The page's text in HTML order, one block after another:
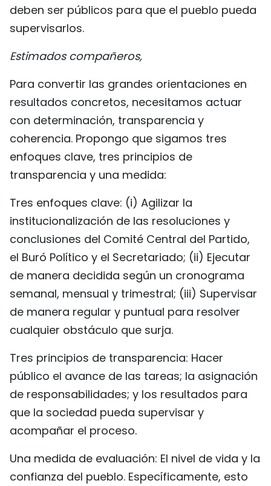
deben ser públicos para que el pueblo pueda
supervisarlos.
Estimados compañeros,
Para convertir las grandes orientaciones en
resultados concretos, necesitamos actuar
con determinación, transparencia y
coherencia. Propongo que sigamos tres
enfoques clave, tres principios de
transparencia y una medida:
Tres enfoques clave: (i) Agilizar la
institucionalización de las resoluciones y
conclusiones del Comité Central del Partido,
el Buró Político y el Secretariado; (ii) Ejecutar
de manera decidida según un cronograma
semanal, mensual y trimestral; (iii) Supervisar
de manera regular y puntual para resolver
cualquier obstáculo que surja.
Tres principios de transparencia: Hacer
público el avance de las tareas; la asignación
de responsabilidades; y los resultados para
que la sociedad pueda supervisar y
acompañar el proceso.
Una medida de evaluación: El nivel de vida y la
confianza del pueblo. Específicamente, esto